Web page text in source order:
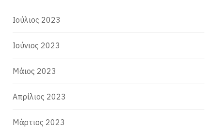
Ιούλιος 2023
Ιούνιος 2023
Μάιος 2023
Απρίλιος 2023
Μάρτιος 2023